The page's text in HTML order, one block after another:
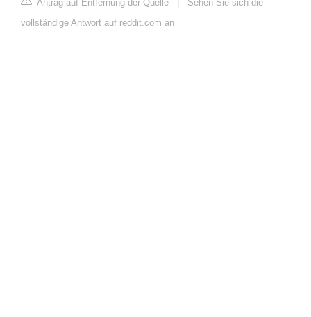
Antrag auf Entfernung der Quelle
Sehen Sie sich die
vollständige Antwort auf reddit.com an